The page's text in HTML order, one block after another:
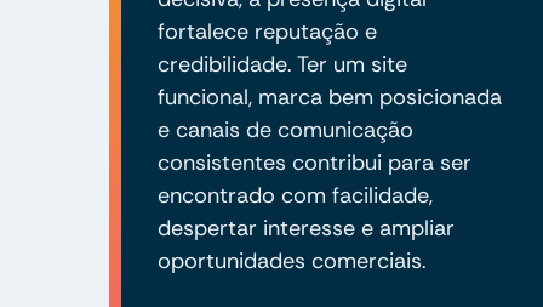
fortalece reputação e
credibilidade. Ter um site
funcional, marca bem posicionada
e canais de comunicação
consistentes contribui para ser
encontrado com facilidade,
despertar interesse e ampliar
oportunidades comerciais.